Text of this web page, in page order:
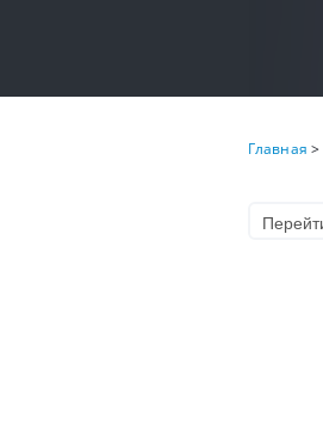
Главная >